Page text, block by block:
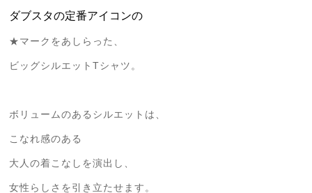
ダブスタの定番アイコンの
★マークをあしらった、
ビッグシルエットTシャツ。
ボリュームのあるシルエットは、
こなれ感のある
大人の着こなしを演出し、
女性らしさを引き立たせます。